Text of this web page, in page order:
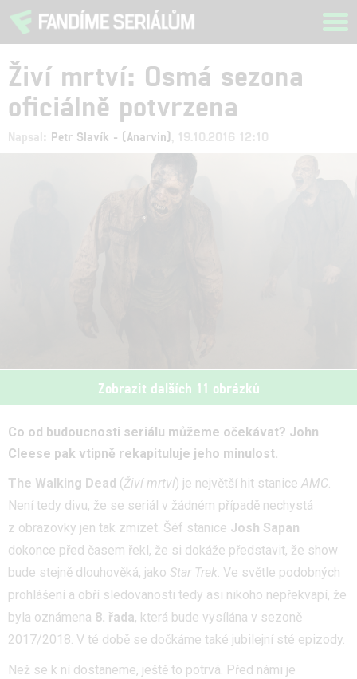
Živí mrtví: Osmá sezona
oficiálně potvrzena
Napsal: Petr Slavík - (Anarvin) , 19.10.2016 12:10
Zobrazit dalších 11 obrázků
Co od budoucnosti seriálu můžeme očekávat? John
Cleese pak vtipně rekapituluje jeho minulost.
The Walking Dead (Živí mrtví) je největší hit stanice AMC.
Není tedy divu, že se seriál v žádném případě nechystá
z obrazovky jen tak zmizet. Šéf stanice Josh Sapan
dokonce před časem řekl, že si dokáže představit, že show
bude stejně dlouhověká, jako Star Trek. Ve světle podobných
prohlášení a obří sledovanosti tedy asi nikoho nepřekvapí, že
byla oznámena 8. řada, která bude vysílána v sezoně
2017/2018. V té době se dočkáme také jubilejní sté epizody.
Než se k ní dostaneme, ještě to potrvá. Před námi je